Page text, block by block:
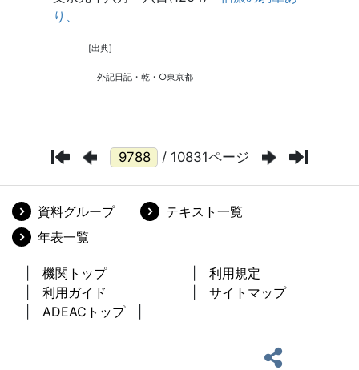
/ 10831ページ
資料グループ
テキスト一覧
年表一覧
機関トップ
利用規定
利用ガイド
サイトマップ
ADEACトップ